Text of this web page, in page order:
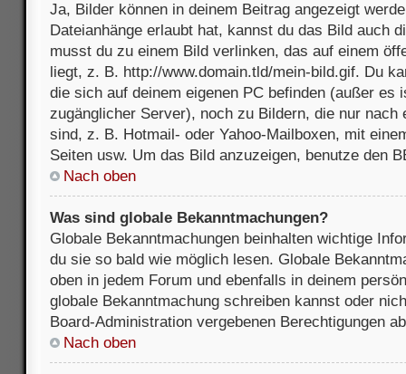
Ja, Bilder können in deinem Beitrag angezeigt
Dateianhänge erlaubt hat, kannst du das Bild auch
musst du zu einem Bild verlinken, das auf einem
liegt, z. B. http://www.domain.tld/mein-bild.gif. Du
die sich auf deinem eigenen PC befinden (außer es
zugänglicher Server), noch zu Bildern, die nur nach
sind, z. B. Hotmail- oder Yahoo-Mailboxen, mit
Seiten usw. Um das Bild anzuzeigen, benutze den
Nach oben
Was sind globale Bekanntmachungen?
Globale Bekanntmachungen beinhalten wichtige
du sie so bald wie möglich lesen. Globale
oben in jedem Forum und ebenfalls in deinem
globale Bekanntmachung schreiben kannst oder
Board-Administration vergebenen Berechtigungen
Nach oben